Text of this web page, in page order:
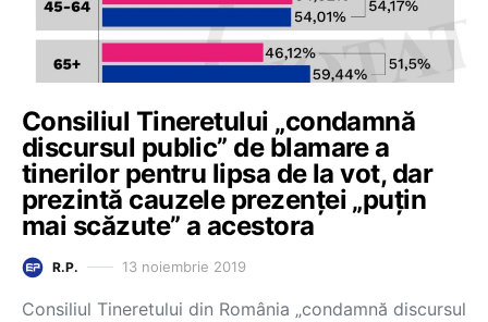
Consiliul Tineretului „condamnă
discursul public” de blamare a
tinerilor pentru lipsa de la vot, dar
prezintă cauzele prezenței „puțin
mai scăzute” a acestora
R.P. 13 noiembrie 2019
Consiliul Tineretului din România „condamnă discursul